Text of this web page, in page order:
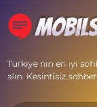
Türkiye nin en iyi
alın. Kesintisiz